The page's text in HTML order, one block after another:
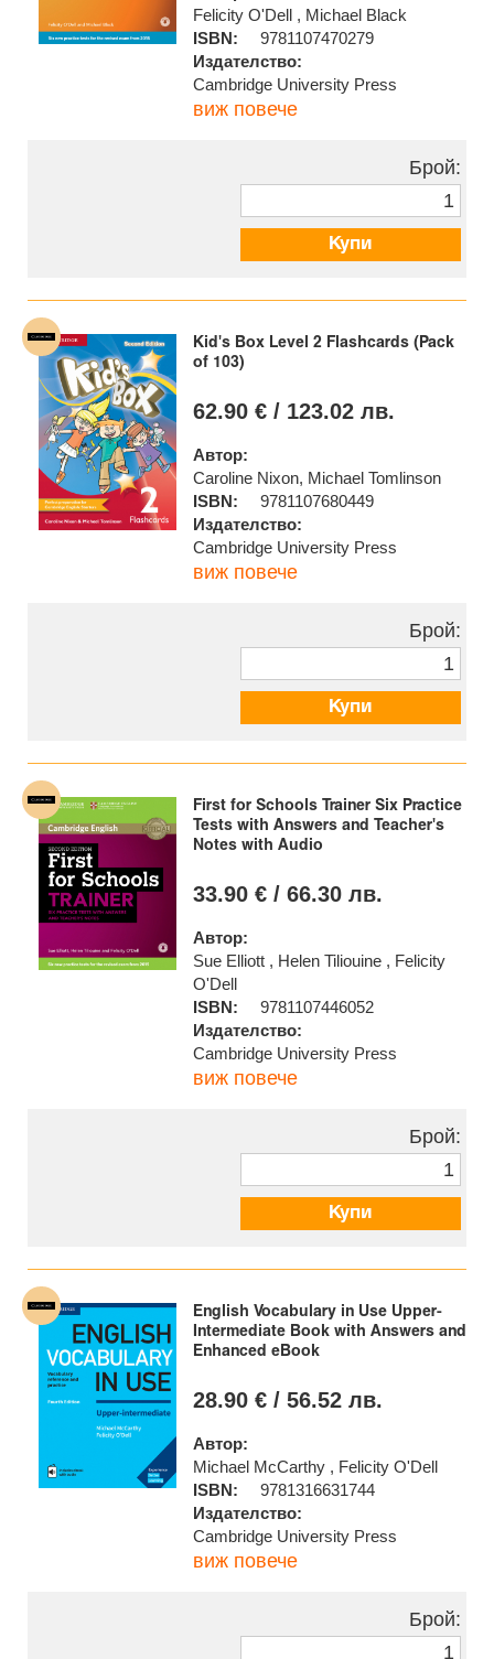
Felicity O'Dell , Michael Black
ISBN:
9781107470279
Издателство:
Cambridge University Press
виж повече
Брой:
Купи
Kid's Box Level 2 Flashcards (Pack
of 103)
62.90 € / 123.02 лв.
Автор:
Caroline Nixon, Michael Tomlinson
ISBN:
9781107680449
Издателство:
Cambridge University Press
виж повече
Брой:
Купи
First for Schools Trainer Six Practice
Tests with Answers and Teacher's
Notes with Audio
33.90 € / 66.30 лв.
Автор:
Sue Elliott , Helen Tiliouine , Felicity
O'Dell
ISBN:
9781107446052
Издателство:
Cambridge University Press
виж повече
Брой:
Купи
English Vocabulary in Use Upper-
Intermediate Book with Answers and
Enhanced eBook
28.90 € / 56.52 лв.
Автор:
Michael McCarthy , Felicity O'Dell
ISBN:
9781316631744
Издателство:
Cambridge University Press
виж повече
Брой: